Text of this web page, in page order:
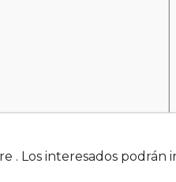
. Los interesados podrán